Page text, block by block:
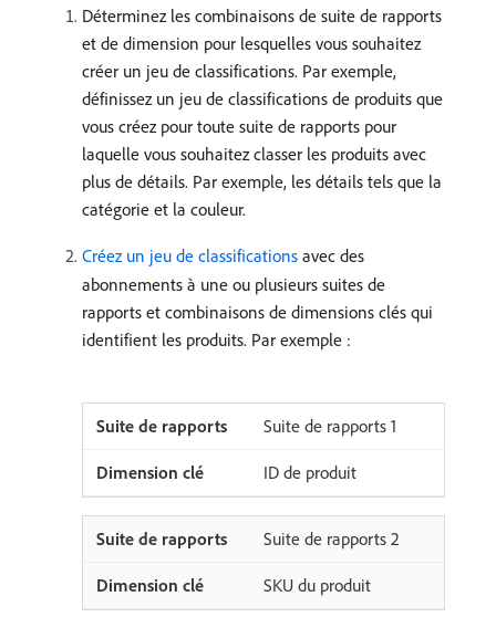
Déterminez les combinaisons de suite de rapports
et de dimension pour lesquelles vous souhaitez
créer un jeu de classifications. Par exemple,
définissez un jeu de classifications de produits que
vous créez pour toute suite de rapports pour
laquelle vous souhaitez classer les produits avec
plus de détails. Par exemple, les détails tels que la
catégorie et la couleur.
Créez un jeu de classifications avec des
abonnements à une ou plusieurs suites de
rapports et combinaisons de dimensions clés qui
identifient les produits. Par exemple :
Suite de rapports 1
ID de produit
Suite de rapports 2
SKU du produit